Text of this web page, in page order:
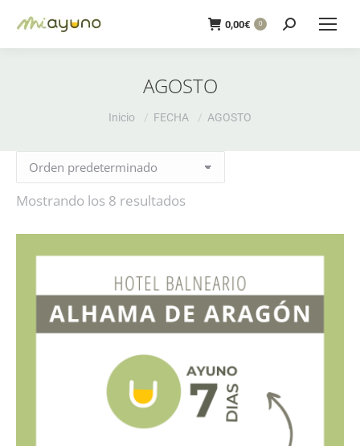
0,00€ 0 Buscar:
AGOSTO
Estás aquí:
Inicio FECHA AGOSTO
Mostrando los 8 resultados